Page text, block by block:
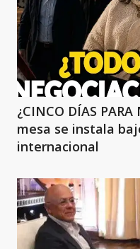
¿CINCO DÍAS PARA
mesa se instala
internacional